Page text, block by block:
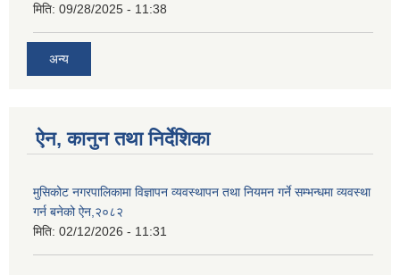
मिति: 09/28/2025 - 11:38
अन्य
ऐन, कानुन तथा निर्देशिका
मुसिकोट नगरपालिकामा विज्ञापन व्यवस्थापन तथा नियमन गर्ने सम्भन्धमा व्यवस्था
गर्न बनेको ऐन,२०८२
मिति: 02/12/2026 - 11:31